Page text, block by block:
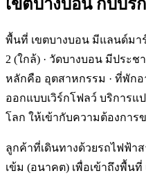
เขตบางบอนกับบริก
พื้นที่ เขตบางบอน มีแลนด์มา
2 (ใกล้) · วัดบางบอน มีประช
หลักคือ อุตสาหกรรม · ที่พักอ
ออกแบบเวิร์กโฟลว์ บริการแ
โลก ให้เข้ากับความต้องการ
ลูกค้าที่เดินทางด้วยรถไฟฟ้า
เข้ม (อนาคต) เพื่อเข้าถึงพื้น